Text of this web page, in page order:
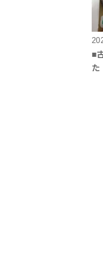
■
た